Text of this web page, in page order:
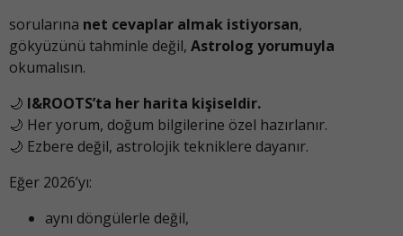
sorularına net cevaplar almak istiyorsan,
gökyüzünü tahminle değil, Astrolog yorumuyla
okumalısın.
🌙 I&ROOTS’ta her harita kişiseldir.
🌙 Her yorum, doğum bilgilerine özel hazırlanır.
🌙 Ezbere değil, astrolojik tekniklere dayanır.
Eğer 2026’yı:
aynı döngülerle değil,